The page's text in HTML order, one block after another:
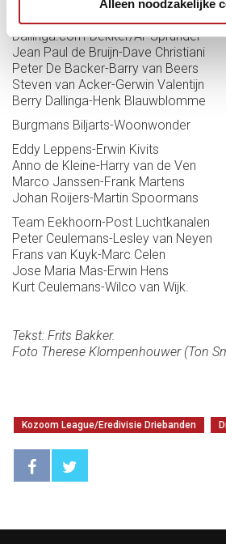
Alleen noodzakelijke
Wesley de Jaeger-Sam van Etten
Dallinga.com-Dekker/APSprundel
Jean Paul de Bruijn-Dave Christiani
Peter De Backer-Barry van Beers
Steven van Acker-Gerwin Valentijn
Berry Dallinga-Henk Blauwblomme
Burgmans Biljarts-Woonwonder
Eddy Leppens-Erwin Kivits
Anno de Kleine-Harry van de Ven
Marco Janssen-Frank Martens
Johan Roijers-Martin Spoormans
Team Eekhoorn-Post Luchtkanalen
Peter Ceulemans-Lesley van Neyen
Frans van Kuyk-Marc Celen
Jose Maria Mas-Erwin Hens
Kurt Ceulemans-Wilco van Wijk.
Tekst: Frits Bakker.
Foto Therese Klompenhouwer (Ton
Kozoom League/Eredivisie Driebanden